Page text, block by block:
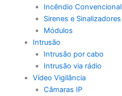
Incêndio Convencional
Sirenes e Sinalizadores
Módulos
Intrusão
Intrusão por cabo
Intrusão via rádio
Vídeo Vigilância
Câmaras IP